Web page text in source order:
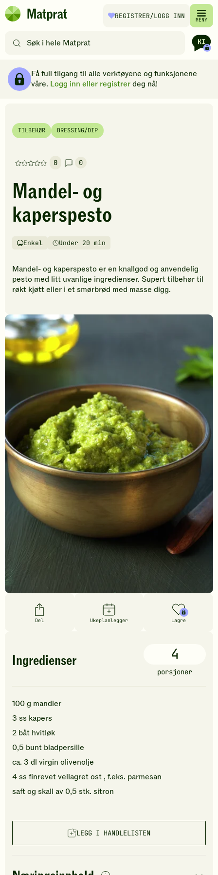
Hopp til hovedinnhold
Matprat
REGISTRER/LOGG INN MENY
etter
filtre
Få full tilgang til alle verktøyene og funksjonene
våre. Logg inn eller registrerdeg nå!
TILBEHØR DRESSING/DIP
0
Denne
har
foreløpig
ingen
vurderinger.
den
til
å
vurdere
denne
0
Mandel- og
kaperspesto
Vanskelighetsgrad
Enkel
TilberedningstidUnder 20 min
Mandel- og kaperspesto er en knallgod og anvendelig
pesto med litt uvanlige ingredienser. Supert tilbehør til
røkt kjøtt eller i et smørbrød med masse digg.
Del Ukeplanlegger Lagre
Ingredienser 4
porsjoner
100g mandler
3 ss kapers
2 båt hvitløk
0,5 bunt bladpersille
ca. 3 dl virgin olivenolje
4ss finrevetvellagret ost , f.eks. parmesan
saft og skall av 0,5 stk. sitron
LEGG I HANDLELISTEN